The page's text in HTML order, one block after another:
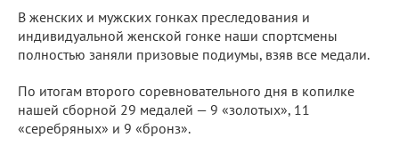
В женских и мужских гонках преследования и
индивидуальной женской гонке наши спортсмены
полностью заняли призовые подиумы, взяв все медали.
По итогам второго соревновательного дня в копилке
нашей сборной 29 медалей — 9 «золотых», 11
«серебряных» и 9 «бронз».